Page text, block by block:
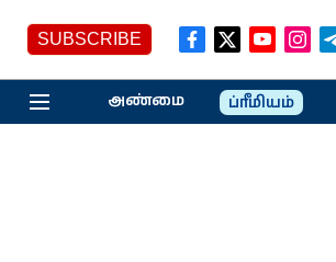
SUBSCRIBE
அண்மை ப்ரீமியம்